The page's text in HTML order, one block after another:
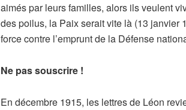
aimés par leurs familles, alors ils veulent
des poilus, la Paix serait vite là (13 janvier
force contre l’emprunt de la Défense
Ne pas souscrire !
En décembre 1915, les lettres de Léon